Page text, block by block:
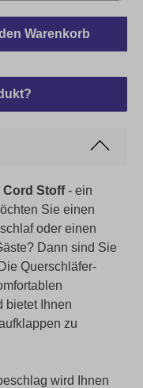
Warenkorb
Cord Stoff- ein
Sie einen
oder einen
Dann sind Sie
Die Querschläfer-
bietet Ihnen
zu
wird Ihnen